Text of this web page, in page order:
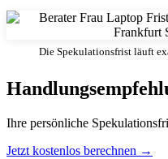
Die Spekulationsfrist läuft
Ihre persönliche
Jetzt kostenlos berechnen →